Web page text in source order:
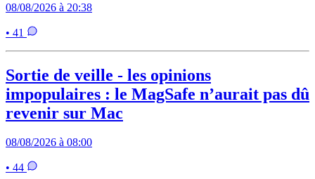
08/08/2026 à 20:38
• 41
Sortie de veille - les opinions
impopulaires : le MagSafe n’aurait pas dû
revenir sur Mac
08/08/2026 à 08:00
• 44